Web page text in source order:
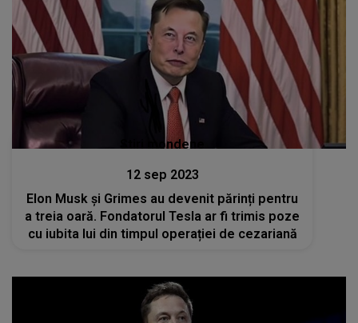
Stiri mondene
12 sep 2023
Elon Musk și Grimes au devenit părinți pentru
a treia oară. Fondatorul Tesla ar fi trimis poze
cu iubita lui din timpul operației de cezariană